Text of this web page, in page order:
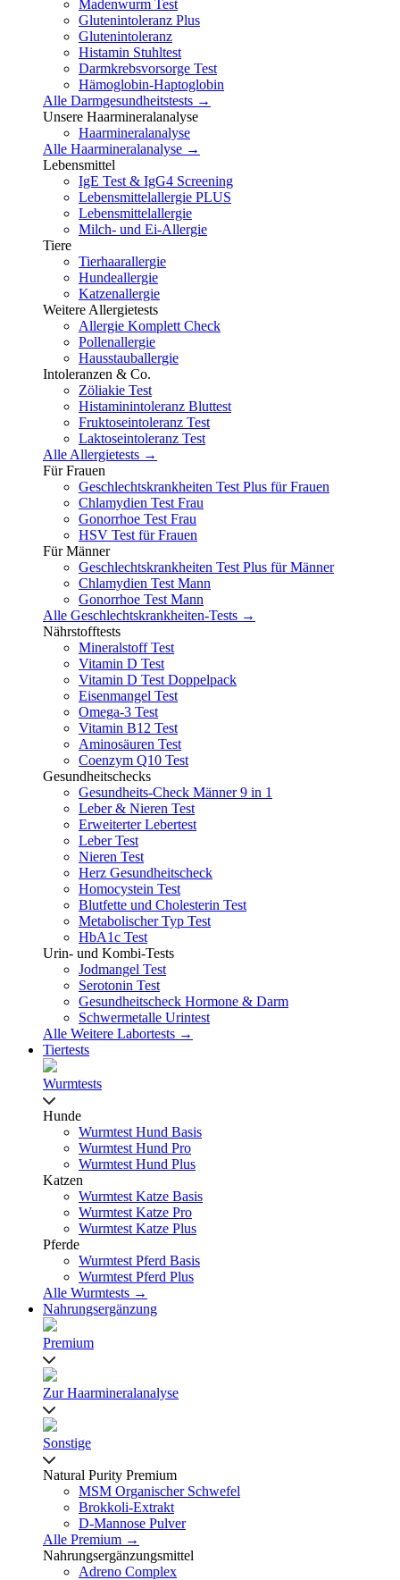
Madenwurm Test
Glutenintoleranz Plus
Glutenintoleranz
Histamin Stuhltest
Darmkrebsvorsorge Test
Hämoglobin-Haptoglobin
Alle Darmgesundheitstests →
Unsere Haarmineralanalyse
Haarmineralanalyse
Alle Haarmineralanalyse →
Lebensmittel
IgE Test & IgG4 Screening
Lebensmittelallergie PLUS
Lebensmittelallergie
Milch- und Ei-Allergie
Tiere
Tierhaarallergie
Hundeallergie
Katzenallergie
Weitere Allergietests
Allergie Komplett Check
Pollenallergie
Hausstauballergie
Intoleranzen & Co.
Zöliakie Test
Histaminintoleranz Bluttest
Fruktoseintoleranz Test
Laktoseintoleranz Test
Alle Allergietests →
Für Frauen
Geschlechtskrankheiten Test Plus für Frauen
Chlamydien Test Frau
Gonorrhoe Test Frau
HSV Test für Frauen
Für Männer
Geschlechtskrankheiten Test Plus für Männer
Chlamydien Test Mann
Gonorrhoe Test Mann
Alle Geschlechtskrankheiten-Tests →
Nährstofftests
Mineralstoff Test
Vitamin D Test
Vitamin D Test Doppelpack
Eisenmangel Test
Omega-3 Test
Vitamin B12 Test
Aminosäuren Test
Coenzym Q10 Test
Gesundheitschecks
Gesundheits-Check Männer 9 in 1
Leber & Nieren Test
Erweiterter Lebertest
Leber Test
Nieren Test
Herz Gesundheitscheck
Homocystein Test
Blutfette und Cholesterin Test
Metabolischer Typ Test
HbA1c Test
Urin- und Kombi-Tests
Jodmangel Test
Serotonin Test
Gesundheitscheck Hormone & Darm
Schwermetalle Urintest
Alle Weitere Labortests →
Tiertests
Wurmtests
Hunde
Wurmtest Hund Basis
Wurmtest Hund Pro
Wurmtest Hund Plus
Katzen
Wurmtest Katze Basis
Wurmtest Katze Pro
Wurmtest Katze Plus
Pferde
Wurmtest Pferd Basis
Wurmtest Pferd Plus
Alle Wurmtests →
Nahrungsergänzung
Premium
Zur Haarmineralanalyse
Sonstige
Natural Purity Premium
MSM Organischer Schwefel
Brokkoli-Extrakt
D-Mannose Pulver
Alle Premium →
Nahrungsergänzungsmittel
Adreno Complex